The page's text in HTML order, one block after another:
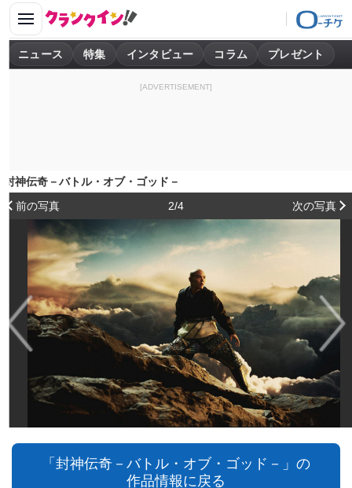
ニュース 特集 インタビュー コラム プレゼント
[ADVERTISEMENT]
封神伝奇－バトル・オブ・ゴッド－
前の写真
2/4 次の写真
「封神伝奇－バトル・オブ・ゴッド－」の
作品情報に戻る